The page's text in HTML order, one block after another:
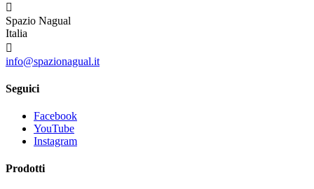

Spazio Nagual
Italia

info@spazionagual.it
Seguici
Facebook
YouTube
Instagram
Prodotti